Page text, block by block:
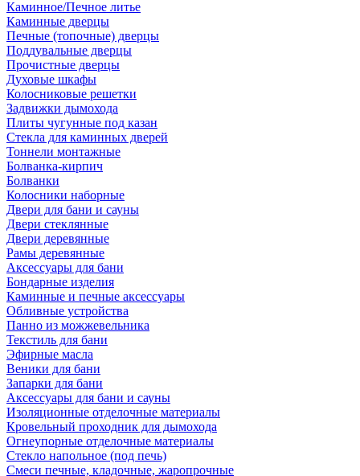
Каминное/Печное литье
Каминные дверцы
Печные (топочные) дверцы
Поддувальные дверцы
Прочистные дверцы
Духовые шкафы
Колосниковые решетки
Задвижки дымохода
Плиты чугунные под казан
Стекла для каминных дверей
Тоннели монтажные
Болванка-кирпич
Болванки
Колосники наборные
Двери для бани и сауны
Двери стеклянные
Двери деревянные
Рамы деревянные
Аксессуары для бани
Бондарные изделия
Каминные и печные аксессуары
Обливные устройства
Панно из можжевельника
Текстиль для бани
Эфирные масла
Веники для бани
Запарки для бани
Аксессуары для бани и сауны
Изоляционные отделочные материалы
Кровельный проходник для дымохода
Огнеупорные отделочные материалы
Стекло напольное (под печь)
Смеси печные, кладочные, жаропрочные